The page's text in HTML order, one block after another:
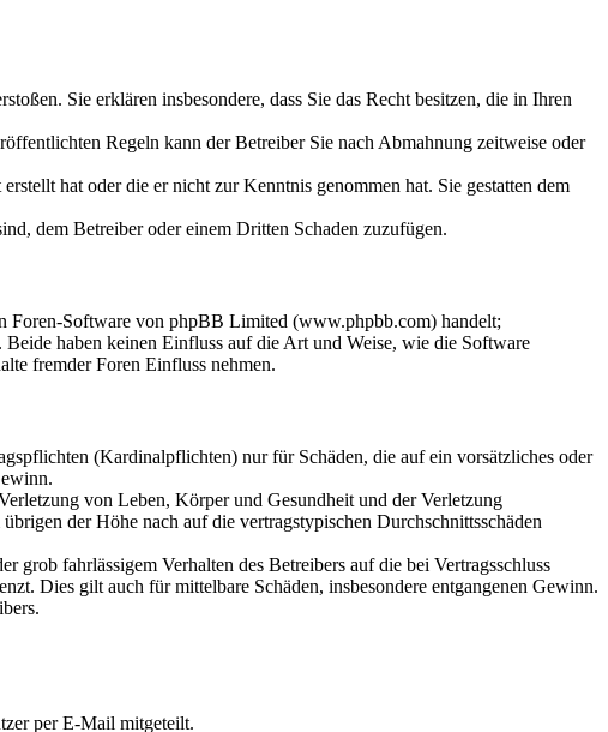
Sie erklären insbesondere, dass Sie das Recht besitzen, die in Ihren
Regeln kann der Betreiber Sie nach Abmahnung zeitweise oder
hat oder die er nicht zur Kenntnis genommen hat. Sie gestatten dem
dem Betreiber oder einem Dritten Schaden zuzufügen.
Foren-Software von phpBB Limited (www.phpbb.com) handelt;
haben keinen Einfluss auf die Art und Weise, wie die Software
fremder Foren Einfluss nehmen.
(Kardinalpflichten) nur für Schäden, die auf ein vorsätzliches oder
von Leben, Körper und Gesundheit und der Verletzung
der Höhe nach auf die vertragstypischen Durchschnittsschäden
fahrlässigem Verhalten des Betreibers auf die bei Vertragsschluss
Dies gilt auch für mittelbare Schäden, insbesondere entgangenen Gewinn.
per E-Mail mitgeteilt.